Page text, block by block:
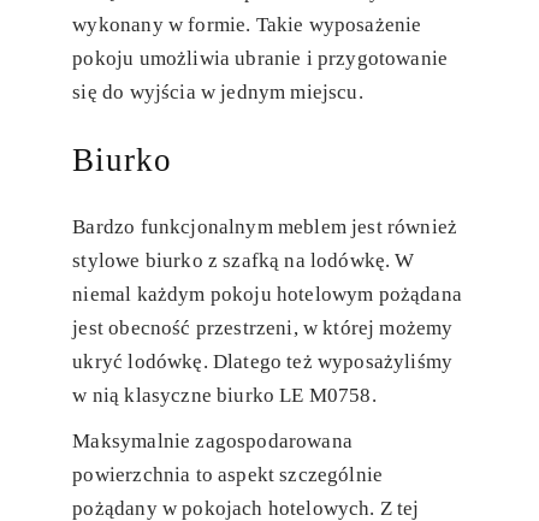
wykonany w formie. Takie wyposażenie
pokoju umożliwia ubranie i przygotowanie
się do wyjścia w jednym miejscu.
Biurko
Bardzo funkcjonalnym meblem jest również
stylowe biurko z szafką na lodówkę. W
niemal każdym pokoju hotelowym pożądana
jest obecność przestrzeni, w której możemy
ukryć lodówkę. Dlatego też wyposażyliśmy
w nią klasyczne biurko LE M0758.
Maksymalnie zagospodarowana
powierzchnia to aspekt szczególnie
pożądany w pokojach hotelowych. Z tej